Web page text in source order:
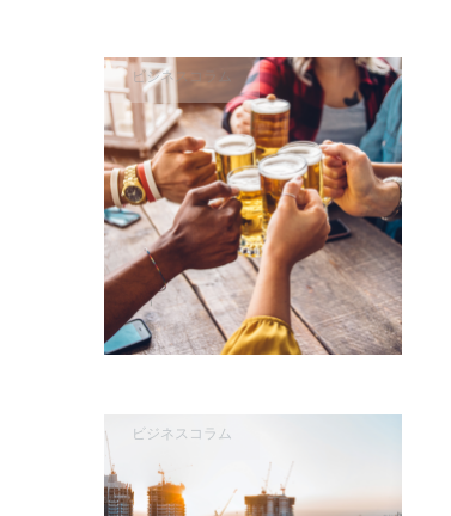
ビジネスコラム
ビジネスコラム